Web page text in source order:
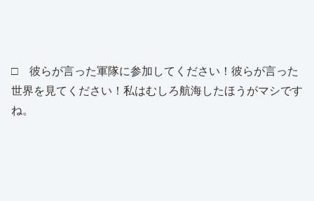
□ 彼らが言った軍隊に参加してください！彼らが言った
世界を見てください！私はむしろ航海したほうがマシです
ね。